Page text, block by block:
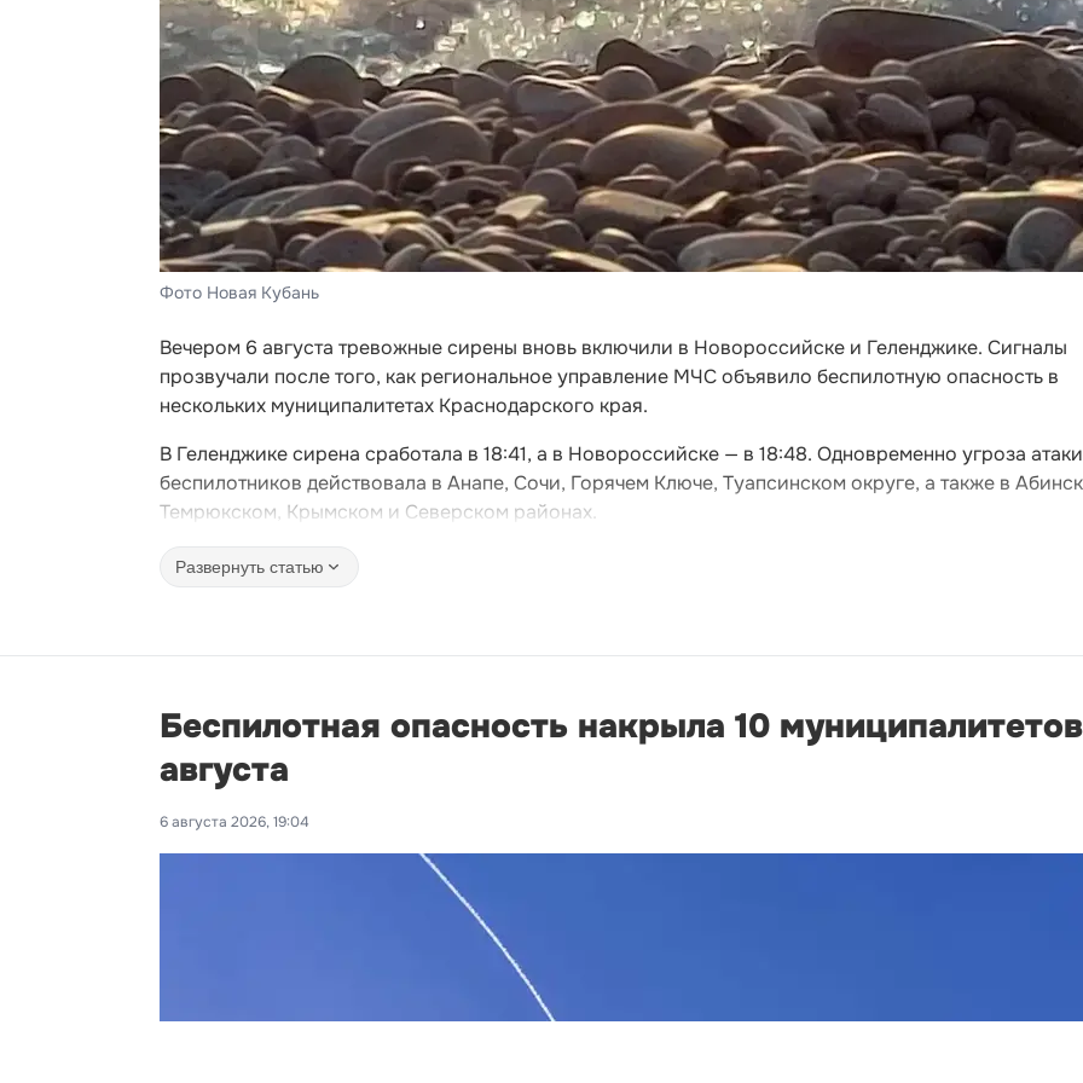
Фото Новая Кубань
Вечером 6 августа тревожные сирены вновь включили в Новороссийске и Геленджике. Сигналы
прозвучали после того, как региональное управление МЧС объявило беспилотную опасность в
нескольких муниципалитетах Краснодарского края.
В Геленджике сирена сработала в 18:41, а в Новороссийске — в 18:48. Одновременно угроза атаки
беспилотников действовала в Анапе, Сочи, Горячем Ключе, Туапсинском округе, а также в
Темрюкском, Крымском и Северском районах.
Развернуть статью
Беспилотная опасность накрыла 10
августа
6 августа 2026, 19:04